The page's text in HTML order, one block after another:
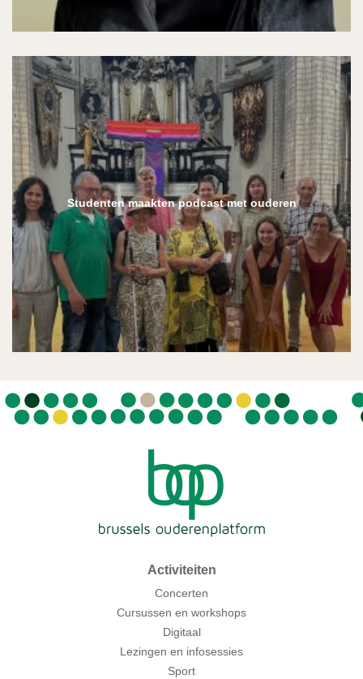
Studenten maakten podcast met ouderen
Activiteiten
Concerten
Cursussen en workshops
Digitaal
Lezingen en infosessies
Sport